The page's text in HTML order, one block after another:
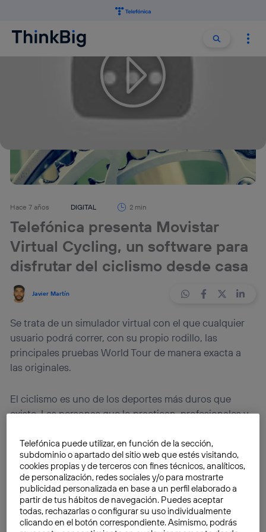
Buscar
Hace 7 años DIGITAL 2 min
Telefónica presenta Movistar
Virtual Cycling, un software para
disfrutar del ciclismo desde casa
Javier Martín
Se trata de un simulador virtual con el que cualquier
usuario podrá correr, con su propio rodillo, las
principales pruebas World Tour de manera exacta a
las originales.
El ciclismo es uno de los deportes más duros que
existe. Las personas que lo practican, profesionales y
atletas cuando lo practican.
Quienes lo experimentan como hobby saben del
esfuerzo que suponelanzarse a la carretera y luchar
contra sí mismosporla mera satisfacción de hacer
unos kilómetros y mantenerse en forma.
Telefónica puede utilizar, en función de la sección,
subdominio o apartado del sitio web que estés visitando,
cookies propias y de terceros con fines técnicos, analíticos,
de personalización, redes sociales y/o para mostrarte
publicidad personalizada en base a un perfil elaborado a
partir de tus hábitos de navegación. Puedes aceptar
todas, rechazarlas o configurar su uso individualmente
clicando en el botón correspondiente. Asimismo, podrás